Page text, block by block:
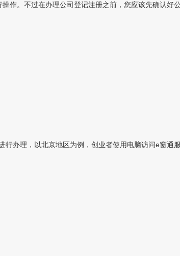
作。不过在办理公司登记注册之前，您应该先确认好
办理，以北京地区为例，创业者使用电脑访问e窗通